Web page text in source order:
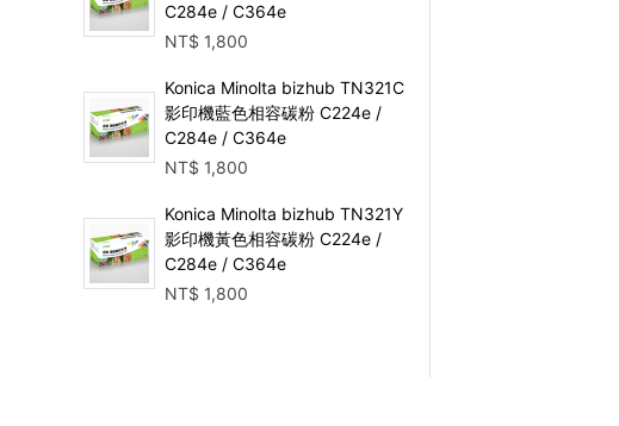
C284e / C364e
NT$ 1,800
Konica Minolta bizhub TN321C
影印機藍色相容碳粉 C224e /
C284e / C364e
NT$ 1,800
Konica Minolta bizhub TN321Y
影印機黃色相容碳粉 C224e /
C284e / C364e
NT$ 1,800